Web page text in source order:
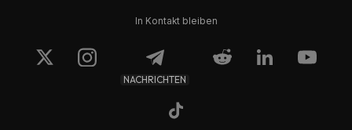
In Kontakt bleiben
NACHRICHTEN